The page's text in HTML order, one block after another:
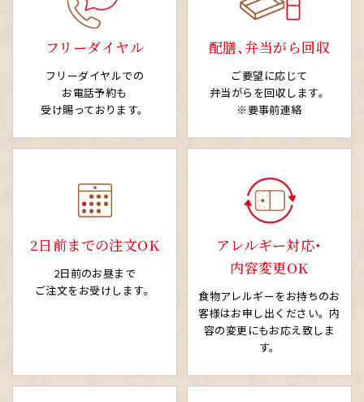
フリーダイヤル
フリーダイヤルでの
お電話予約も
受け賜っております。
配膳、弁当がら回収
ご要望に応じて
弁当がらを回収します。
※要事前連絡
2日前までの注文OK
2日前のお昼まで
ご注文をお受けします。
アレルギー対応・
内容変更OK
食物アレルギーをお持ちのお
客様はお申し出ください。 内
容の変更にもお応え致しま
す。